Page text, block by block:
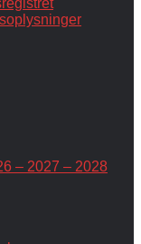
– 2027 – 2028